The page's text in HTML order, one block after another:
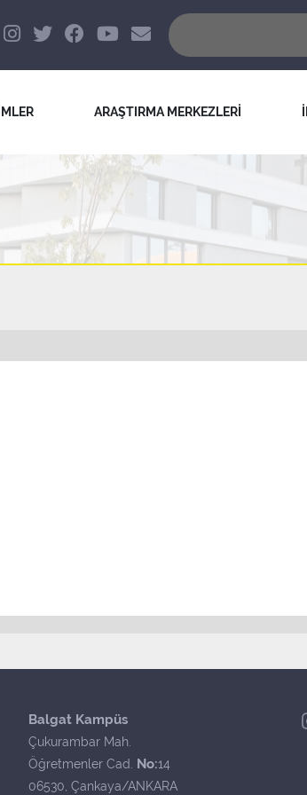
ARAŞTIRMA MERKEZLERİ
Balgat Kampüs
Çukurambar Mah.
Öğretmenler Cad. No:14
06530, Çankaya/ANKARA